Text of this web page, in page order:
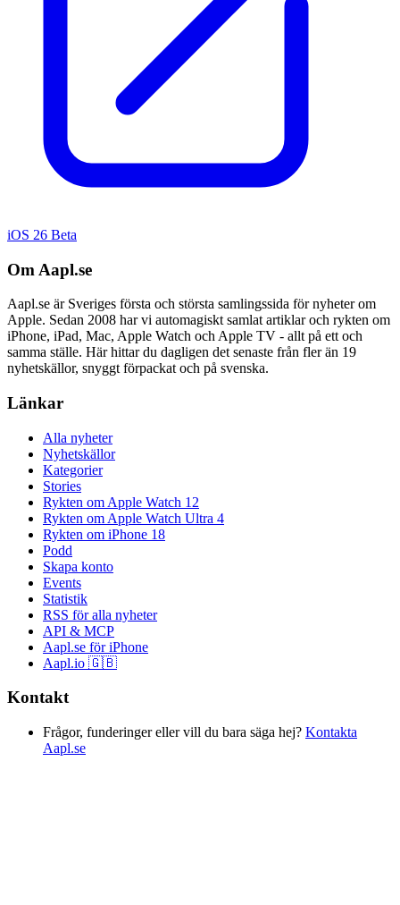
iOS 26 Beta
Om Aapl.se
Aapl.se är Sveriges första och största samlingssida för nyheter om
Apple. Sedan 2008 har vi automagiskt samlat artiklar och rykten om
iPhone, iPad, Mac, Apple Watch och Apple TV - allt på ett och
samma ställe. Här hittar du dagligen det senaste från fler än 19
nyhetskällor, snyggt förpackat och på svenska.
Länkar
Alla nyheter
Nyhetskällor
Kategorier
Stories
Rykten om Apple Watch 12
Rykten om Apple Watch Ultra 4
Rykten om iPhone 18
Podd
Skapa konto
Events
Statistik
RSS för alla nyheter
API & MCP
Aapl.se för iPhone
Aapl.io 🇬🇧
Kontakt
Frågor, funderinger eller vill du bara säga hej? Kontakta
Aapl.se